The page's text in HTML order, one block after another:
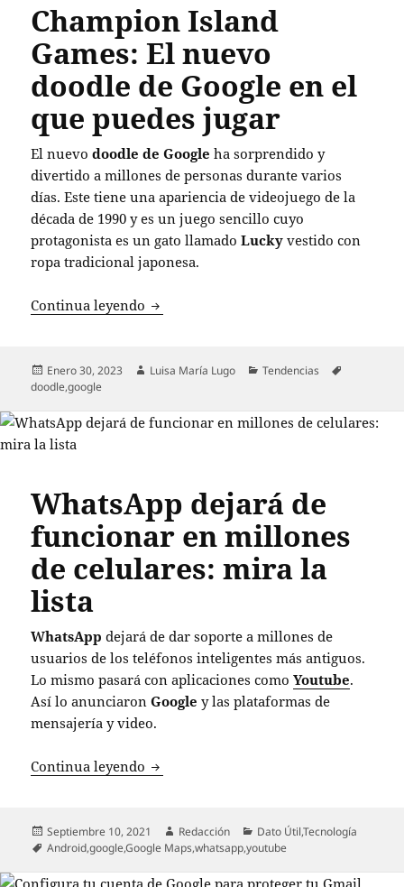
Champion Island
Games: El nuevo
doodle de Google en el
que puedes jugar
El nuevodoodle de Google ha sorprendido y
divertido a millones de personas durante varios
días. Este tiene una apariencia de videojuego de la
década de 1990 y es un juego sencillo cuyo
protagonista es un gato llamadoLucky vestido con
ropa tradicional japonesa.
Continua leyendo Champion Island Games: El nuevo
Publicado
el
Enero 30, 2023 Autor
Luisa María Lugo Categorías
Tendencias
doodle,google
WhatsApp dejará de
funcionar en millones
de celulares: mira la
lista
WhatsApp dejará de dar soporte a millones de
usuarios de los teléfonos inteligentes más antiguos.
Lo mismo pasará con aplicaciones comoYoutube.
Así lo anunciaronGoogle y las plataformas de
mensajería y video.
Continua leyendo WhatsApp dejará de funcionar en
Publicado
el
Septiembre 10, 2021 Autor
Redacción Categorías
Dato Útil,Tecnología
Etiquetas
Android,google,Google Maps,whatsapp,youtube